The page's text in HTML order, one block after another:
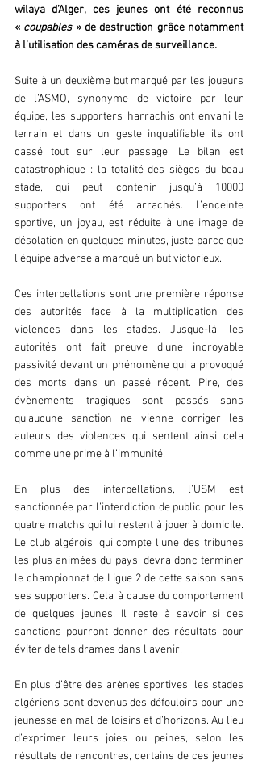
wilaya d’Alger, ces jeunes ont été reconnus
« coupables » de destruction grâce notamment
à l’utilisation des caméras de surveillance.
Suite à un deuxième but marqué par les joueurs
de l’ASMO, synonyme de victoire par leur
équipe, les supporters harrachis ont envahi le
terrain et dans un geste inqualifiable ils ont
cassé tout sur leur passage. Le bilan est
catastrophique : la totalité des sièges du beau
stade, qui peut contenir jusqu’à 10000
supporters ont été arrachés. L’enceinte
sportive, un joyau, est réduite à une image de
désolation en quelques minutes, juste parce que
l’équipe adverse a marqué un but victorieux.
Ces interpellations sont une première réponse
des autorités face à la multiplication des
violences dans les stades. Jusque-là, les
autorités ont fait preuve d’une incroyable
passivité devant un phénomène qui a provoqué
des morts dans un passé récent. Pire, des
évènements tragiques sont passés sans
qu’aucune sanction ne vienne corriger les
auteurs des violences qui sentent ainsi cela
comme une prime à l’immunité.
En plus des interpellations, l’USM est
sanctionnée par l’interdiction de public pour les
quatre matchs qui lui restent à jouer à domicile.
Le club algérois, qui compte l’une des tribunes
les plus animées du pays, devra donc terminer
le championnat de Ligue 2 de cette saison sans
ses supporters. Cela à cause du comportement
de quelques jeunes. Il reste à savoir si ces
sanctions pourront donner des résultats pour
éviter de tels drames dans l’avenir.
En plus d’être des arènes sportives, les stades
algériens sont devenus des défouloirs pour une
jeunesse en mal de loisirs et d’horizons. Au lieu
d’exprimer leurs joies ou peines, selon les
résultats de rencontres, certains de ces jeunes